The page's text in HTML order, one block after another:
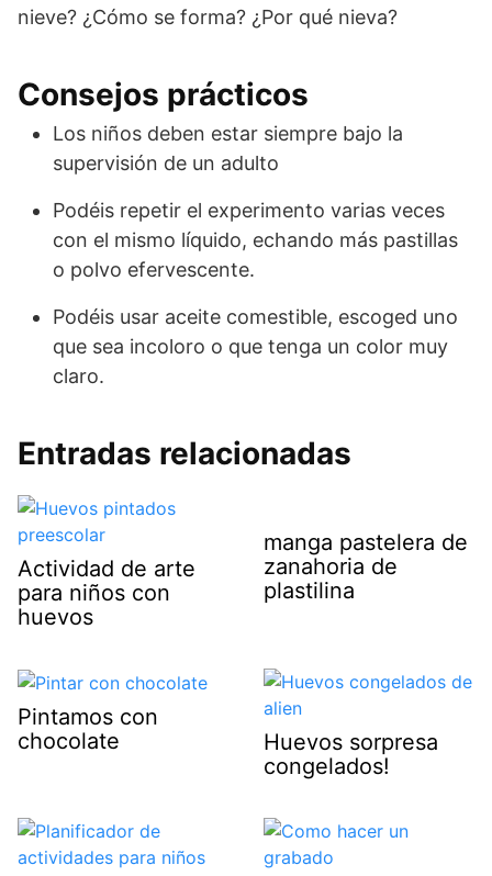
nieve? ¿Cómo se forma? ¿Por qué nieva?
Consejos prácticos
Los niños deben estar siempre bajo la
supervisión de un adulto
Podéis repetir el experimento varias veces
con el mismo líquido, echando más pastillas
o polvo efervescente.
Podéis usar aceite comestible, escoged uno
que sea incoloro o que tenga un color muy
claro.
Entradas relacionadas
Actividad de arte
para niños con
huevos
manga pastelera de
zanahoria de
plastilina
Pintamos con
chocolate
Huevos sorpresa
congelados!